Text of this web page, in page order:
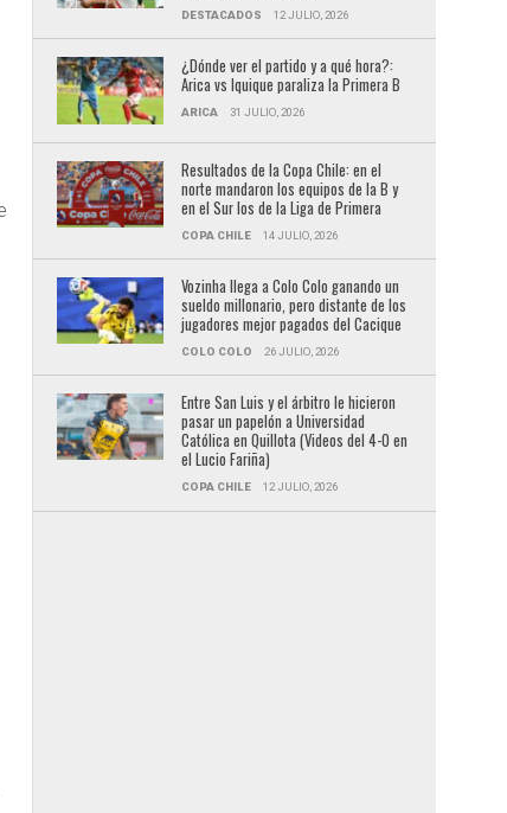
DESTACADOS 12 JULIO, 2026
¿Dónde ver el partido y a qué hora?:
Arica vs Iquique paraliza la Primera B
ARICA 31 JULIO, 2026
Resultados de la Copa Chile: en el
norte mandaron los equipos de la B y
en el Sur los de la Liga de Primera
COPA CHILE 14 JULIO, 2026
Vozinha llega a Colo Colo ganando un
sueldo millonario, pero distante de los
jugadores mejor pagados del Cacique
COLO COLO 26 JULIO, 2026
Entre San Luis y el árbitro le hicieron
pasar un papelón a Universidad
Católica en Quillota (Videos del 4-0 en
el Lucio Fariña)
COPA CHILE 12 JULIO, 2026